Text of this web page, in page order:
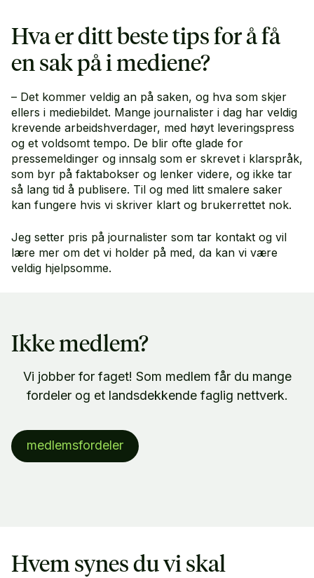
Hva er ditt beste tips for å få
en sak på i mediene?
– Det kommer veldig an på saken, og hva som skjer
ellers i mediebildet. Mange journalister i dag har veldig
krevende arbeidshverdager, med høyt leveringspress
og et voldsomt tempo. De blir ofte glade for
pressemeldinger og innsalg som er skrevet i klarspråk,
som byr på faktabokser og lenker videre, og ikke tar
så lang tid å publisere. Til og med litt smalere saker
kan fungere hvis vi skriver klart og brukerrettet nok.
Jeg setter pris på journalister som tar kontakt og vil
lære mer om det vi holder på med, da kan vi være
veldig hjelpsomme.
Ikke medlem?
Vi jobber for faget! Som medlem får du mange
fordeler og et landsdekkende faglig nettverk.
medlemsfordeler
Hvem synes du vi skal